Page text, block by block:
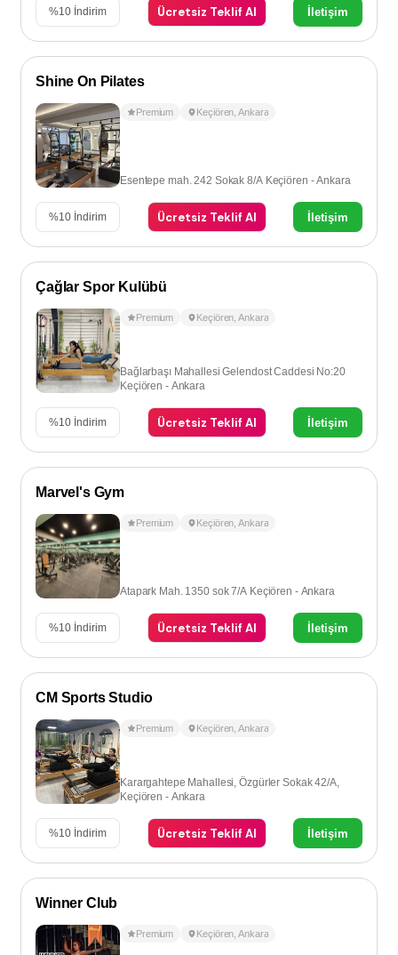
%10 İndirim Ücretsiz Teklif Al İletişim
Shine On Pilates
Premium Keçiören ,Ankara
Esentepe mah. 242 Sokak 8/A Keçiören - Ankara
%10 İndirim Ücretsiz Teklif Al İletişim
Çağlar Spor Kulübü
Premium Keçiören ,Ankara
Bağlarbaşı Mahallesi Gelendost Caddesi No:20
Keçiören - Ankara
%10 İndirim Ücretsiz Teklif Al İletişim
Marvel's Gym
Premium Keçiören ,Ankara
Atapark Mah. 1350 sok 7/A Keçiören - Ankara
%10 İndirim Ücretsiz Teklif Al İletişim
CM Sports Studio
Premium Keçiören ,Ankara
Karargahtepe Mahallesi, Özgürler Sokak 42/A,
Keçiören - Ankara
%10 İndirim Ücretsiz Teklif Al İletişim
Winner Club
Premium Keçiören ,Ankara